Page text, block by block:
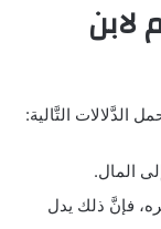
الدَّلالات التَّالية:
المال.
فإنَّ ذلك يدل